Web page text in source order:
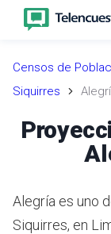
Censos de
Siquirres
Alegría es uno
Siquirres, en